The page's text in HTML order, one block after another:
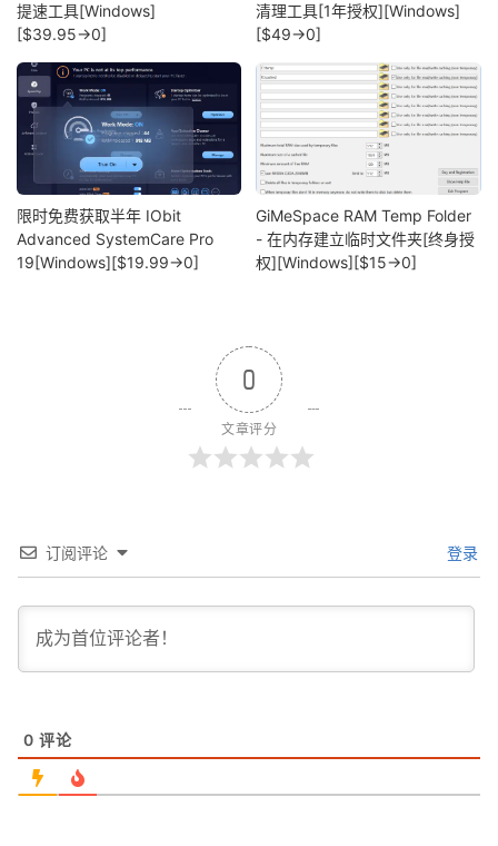
提速工具[Windows]
[$39.95→0]
清理工具[1年授权][Windows]
[$49→0]
限时免费获取半年 IObit
Advanced SystemCare Pro
19[Windows][$19.99→0]
GiMeSpace RAM Temp Folder
- 在内存建立临时文件夹[终身授
权][Windows][$15→0]
0
文章评分
订阅评论 登录
0 评论